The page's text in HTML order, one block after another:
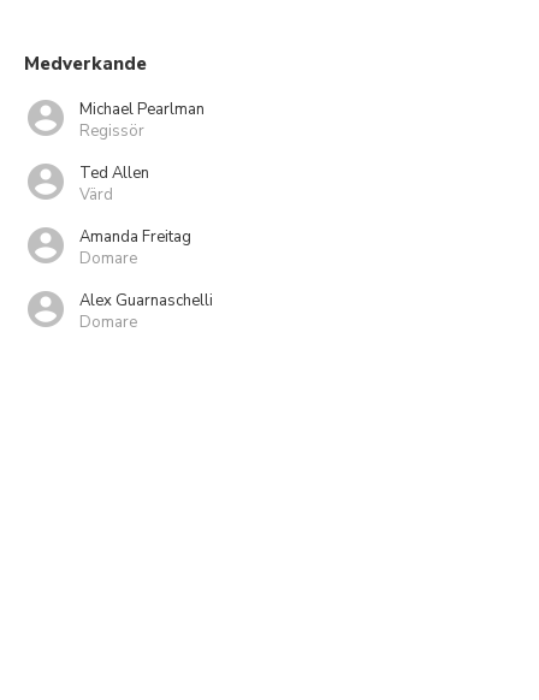
Medverkande
Michael Pearlman
Regissör
Ted Allen
Värd
Amanda Freitag
Domare
Alex Guarnaschelli
Domare